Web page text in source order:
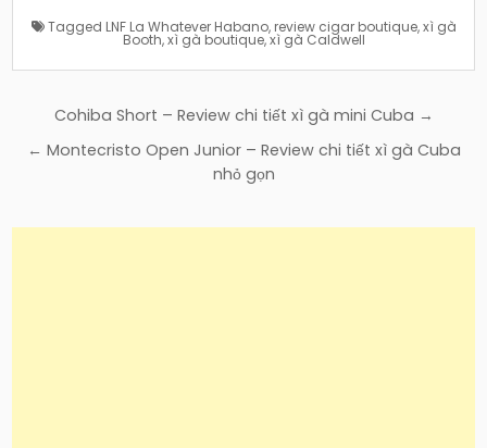
Tagged LNF La Whatever Habano, review cigar boutique,xì gà
Booth,xì gà boutique,xì gà Caldwell
Điều
hướng
Cohiba Short – Review chi tiết xì gà mini Cuba →
← Montecristo Open Junior – Review chi tiết xì gà Cuba
nhỏ gọn